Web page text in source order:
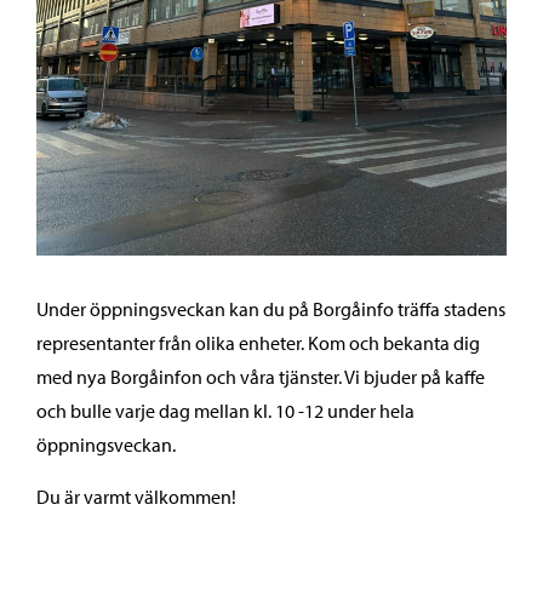
Under öppningsveckan kan du på Borgåinfo träffa stadens
representanter från olika enheter. Kom och bekanta dig
med nya Borgåinfon och våra tjänster. Vi bjuder på kaffe
och bulle varje dag mellan kl. 10 -12 under hela
öppningsveckan.
Du är varmt välkommen!